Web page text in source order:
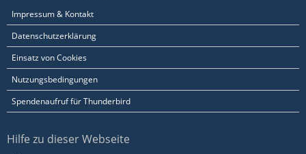
Impressum & Kontakt
Datenschutzerklärung
Einsatz von Cookies
Nutzungsbedingungen
Spendenaufruf für Thunderbird
Hilfe zu dieser Webseite